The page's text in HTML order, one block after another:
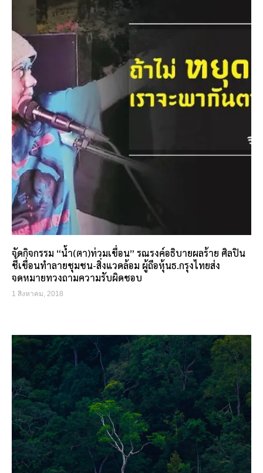
จัดกิจกรรม “น้ำ(ตา)ท่วมเขื่อน” รณรงค์อธิบายผลร้าย ศิลปิน
ชี้เขื่อนทำลายชุมชน-สิ่งแวดล้อม ผู้ถือหุ้นธ.กรุงไทยส่ง
จดหมายทวงถามความรับผิดชอบ
1 สิงหาคม, 2018